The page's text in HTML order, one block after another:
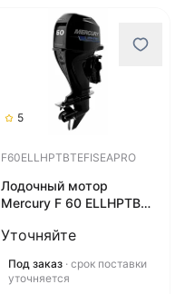
5
F60ELLHPTBTEFISEAPRO
Лодочный мотор
Mercury F 60 ELLHPTBT
F60ELLHPTBTEFISEAPRO
Уточняйте
Под заказ · срок поставки
уточняется